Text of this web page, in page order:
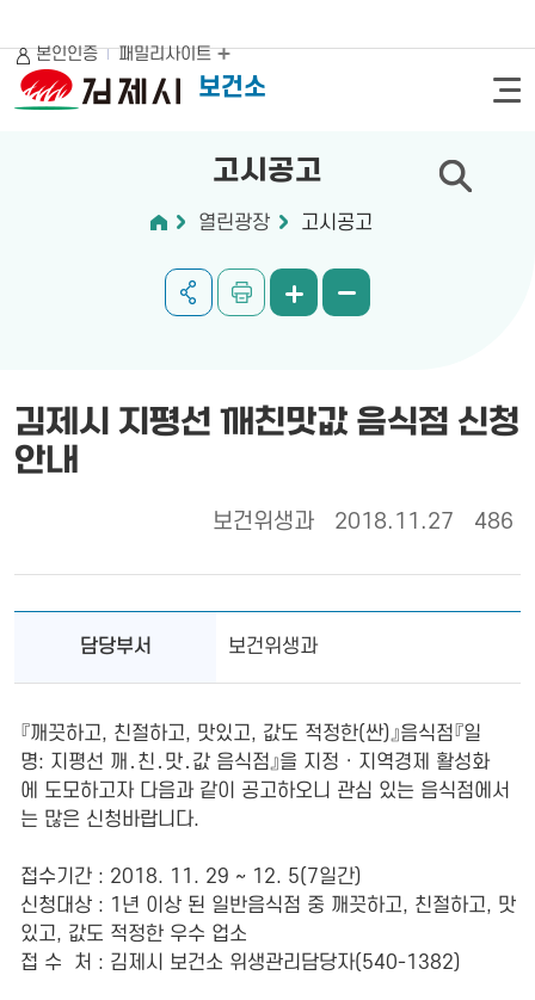
보건소
본인인증 패밀리사이트
고시공고
열린광장 고시공고
김제시 지평선 깨친맛값 음식점 신청
안내
보건위생과 2018.11.27 486
담당부서 보건위생과
『깨끗하고, 친절하고, 맛있고, 값도 적정한(싼)』음식점『일
명: 지평선 깨․친․맛․값 음식점』을 지정 · 지역경제 활성화
에 도모하고자 다음과 같이 공고하오니 관심 있는 음식점에서
는 많은 신청바랍니다.
접수기간 : 2018. 11. 29 ~ 12. 5(7일간)
신청대상 : 1년 이상 된 일반음식점 중 깨끗하고, 친절하고, 맛
있고, 값도 적정한 우수 업소
접 수 처 : 김제시 보건소 위생관리담당자(540-1382)